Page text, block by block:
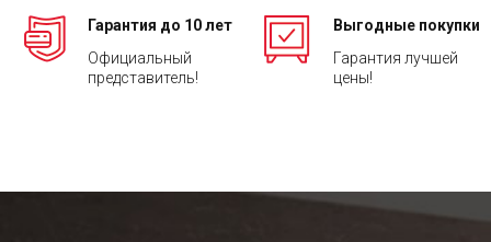
Гарантия до 10 лет
Официальный
представитель!
Выгодные покупки
Гарантия лучшей
цены!